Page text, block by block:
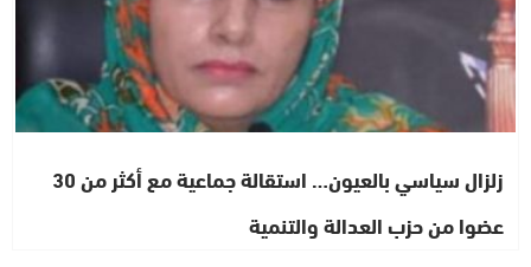
زلزال سياسي بالعيون… استقالة جماعية مع أكثر من 30
عضوا من حزب العدالة والتنمية